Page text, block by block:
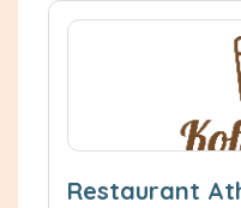
Restaurant